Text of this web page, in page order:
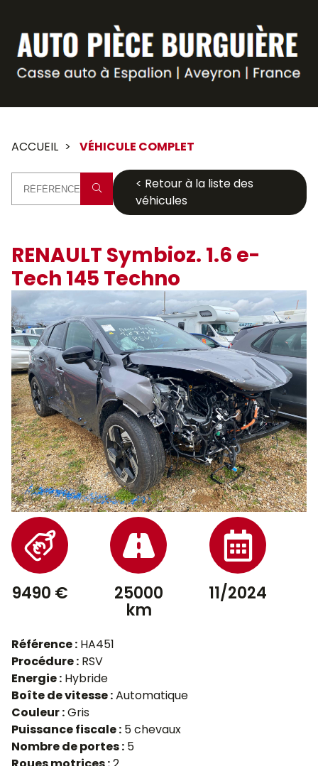
ACCUEIL VÉHICULE COMPLET
< Retour à la liste des
véhicules
RENAULT Symbioz. 1.6 e-
Tech 145 Techno
9490 € 25000
km
11/2024
Référence : HA451
Procédure : RSV
Energie : Hybride
Boîte de vitesse :Automatique
Couleur :Gris
Puissance fiscale : 5 chevaux
Nombre de portes : 5